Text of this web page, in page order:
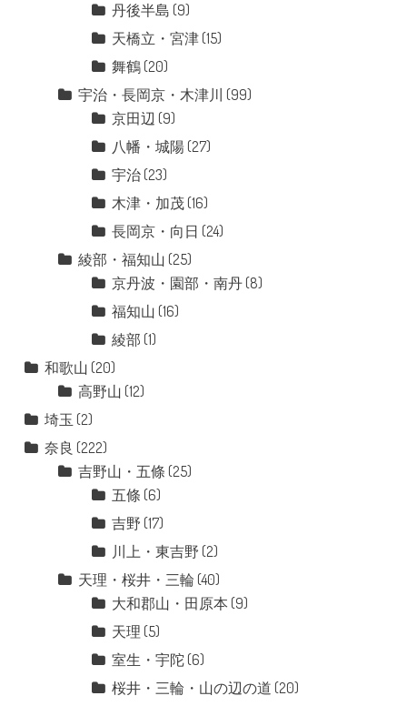
丹後半島 (9)
天橋立・宮津(15)
舞鶴(20)
宇治・長岡京・木津川 (99)
京田辺 (9)
八幡・城陽 (27)
宇治(23)
木津・加茂(16)
長岡京・向日 (24)
綾部・福知山 (25)
京丹波・園部・南丹(8)
福知山 (16)
綾部 (1)
和歌山 (20)
高野山 (12)
埼玉 (2)
奈良 (222)
吉野山・五條 (25)
五條 (6)
吉野 (17)
川上・東吉野 (2)
天理・桜井・三輪 (40)
大和郡山・田原本 (9)
天理 (5)
室生・宇陀(6)
桜井・三輪・山の辺の道 (20)